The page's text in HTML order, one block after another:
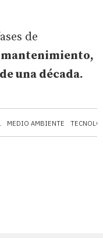
MEDIO AMBIENTE
de
una década.